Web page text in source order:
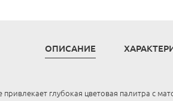
ОПИСАНИЕ
глубокая цветовая палитра с